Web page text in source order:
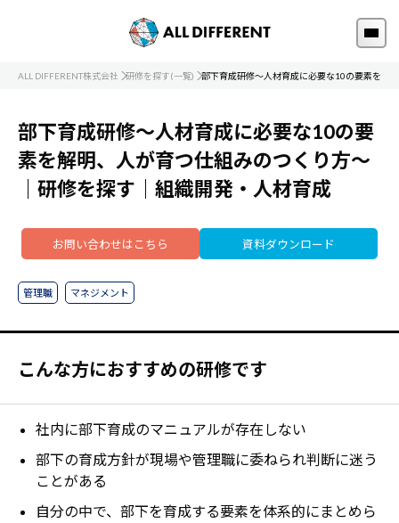
ALL DIFFERENT株式会社 研修を探す(一覧) 部下育成研修～人材育成に必要な10の要素を解
部下育成研修～人材育成に必要な10の要
素を解明、人が育つ仕組みのつくり方～
｜研修を探す｜組織開発・人材育成
管理職 マネジメント
お問い合わせはこちら 資料ダウンロード
こんな方におすすめの研修です
社内に部下育成のマニュアルが存在しない
部下の育成方針が現場や管理職に委ねられ判断に迷う
ことがある
自分の中で、部下を育成する要素を体系的にまとめら